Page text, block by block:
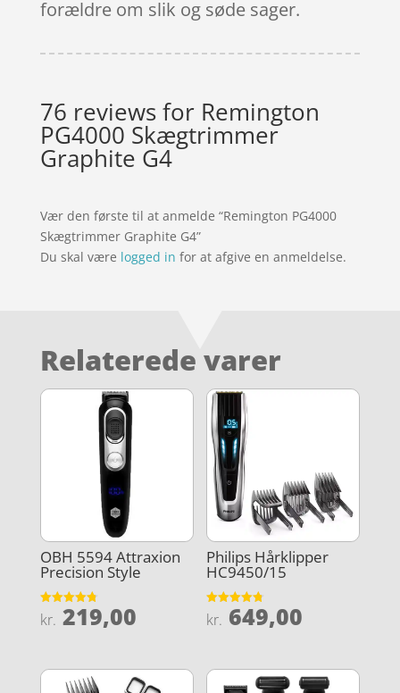
forældre om slik og søde sager.
76 reviews for Remington
PG4000 Skægtrimmer
Graphite G4
Vær den første til at anmelde “Remington PG4000
Skægtrimmer Graphite G4”
Du skal være logged in for at afgive en anmeldelse.
Relaterede varer
OBH 5594 Attraxion
Precision Style
Vurderet
4.8
kr. 219,00
Philips Hårklipper
HC9450/15
Vurderet
4.8
kr. 649,00